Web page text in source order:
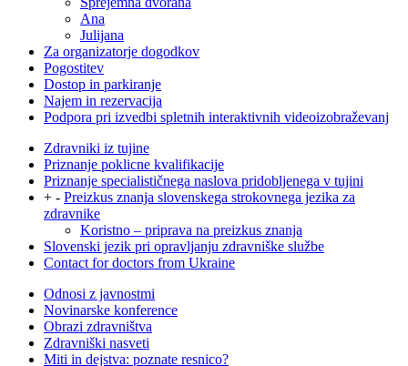
Ana
Julijana
Za organizatorje dogodkov
Pogostitev
Dostop in parkiranje
Najem in rezervacija
Podpora pri izvedbi spletnih interaktivnih videoizobraževanj
Zdravniki iz tujine
Priznanje poklicne kvalifikacije
Priznanje specialističnega naslova pridobljenega v tujini
+ - Preizkus znanja slovenskega strokovnega jezika za
zdravnike
Koristno – priprava na preizkus znanja
Slovenski jezik pri opravljanju zdravniške službe
Contact for doctors from Ukraine
Odnosi z javnostmi
Novinarske konference
Obrazi zdravništva
Zdravniški nasveti
Miti in dejstva: poznate resnico?